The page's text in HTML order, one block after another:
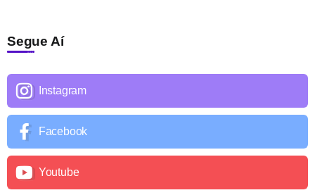
Segue Aí
Instagram
Facebook
Youtube